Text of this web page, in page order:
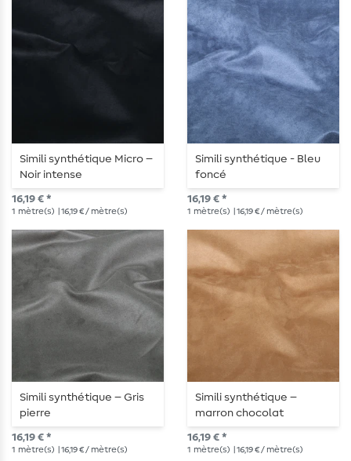
Simili synthétique Micro –
Noir intense
16,19 € *
1 mètre(s) | 16,19 € / mètre(s)
Simili synthétique - Bleu
foncé
16,19 € *
1 mètre(s) | 16,19 € / mètre(s)
Simili synthétique – Gris
pierre
16,19 € *
1 mètre(s) | 16,19 € / mètre(s)
Simili synthétique –
marron chocolat
16,19 € *
1 mètre(s) | 16,19 € / mètre(s)